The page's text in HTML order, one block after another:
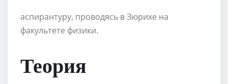
аспирантуру, проводясь в Зюрихе на
факультете физики.
Теория